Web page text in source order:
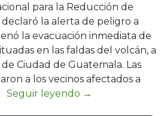
para la Reducción de
declaró la alerta de peligro a
la evacuación inmediata de
en las faldas del volcán, a
Ciudad de Guatemala. Las
a los vecinos afectados a